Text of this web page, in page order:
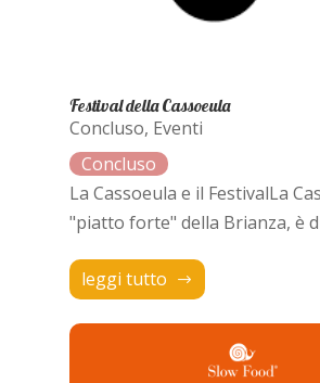
Festival della Cassoeula
Concluso, Eventi
La Cassoeula e il FestivalLa
"piatto forte" della Brianza, è
leggi tutto